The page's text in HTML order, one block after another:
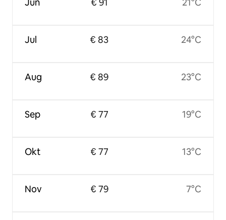
Jul
Aug
Sep
Okt
Nov
€ 83
€ 89
€ 77
€ 77
€ 79
24°C
23°C
19°C
13°C
7°C